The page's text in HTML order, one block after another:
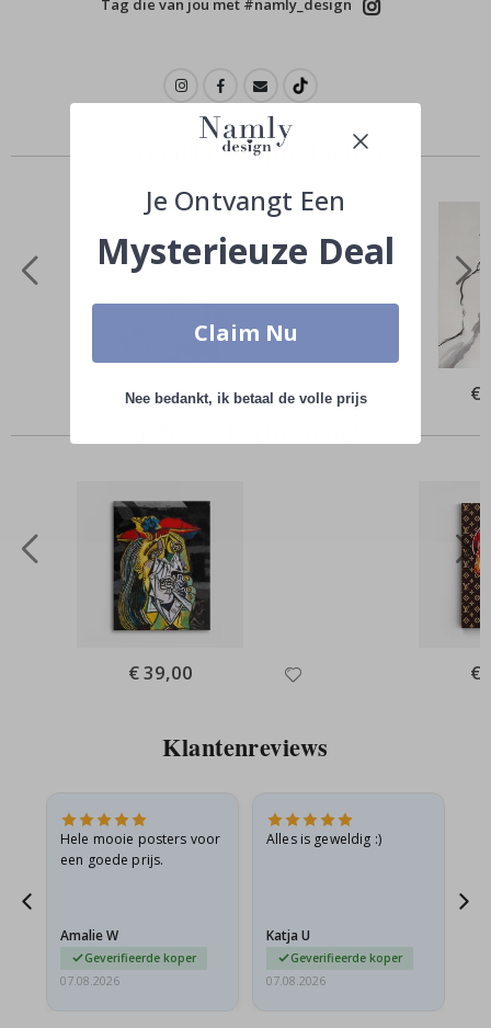
Tag die van jou met #namly_design
Vergelijkbare producten
Special
Price
€ 10,00 €
Special
Price
€ 39,00 €
Klantenreviews
Hele mooie posters voor
een goede prijs.
Amalie W
Geverifieerde koper
07.08.2026
Alles is geweldig :)
Katja U
Geverifieerde koper
07.08.2026
Je Ontvangt Een
Mysterieuze Deal
Claim Nu
Nee bedankt, ik betaal de volle prijs